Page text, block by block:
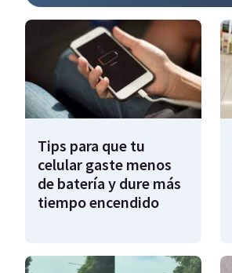
Tips para que tu
celular gaste menos
de batería y dure más
tiempo encendido